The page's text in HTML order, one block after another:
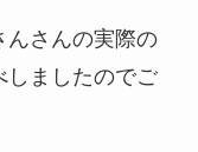
んさんの実際の
しましたのでご